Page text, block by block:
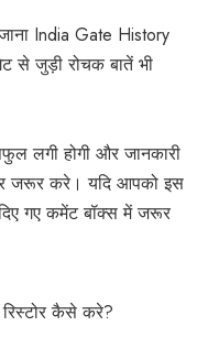
India Gate History
से जुड़ी रोचक बातें भी
लगी होगी और जानकारी
जरूर करे। यदि आपको इस
गए कमेंट बॉक्स में जरूर
कैसे करे?